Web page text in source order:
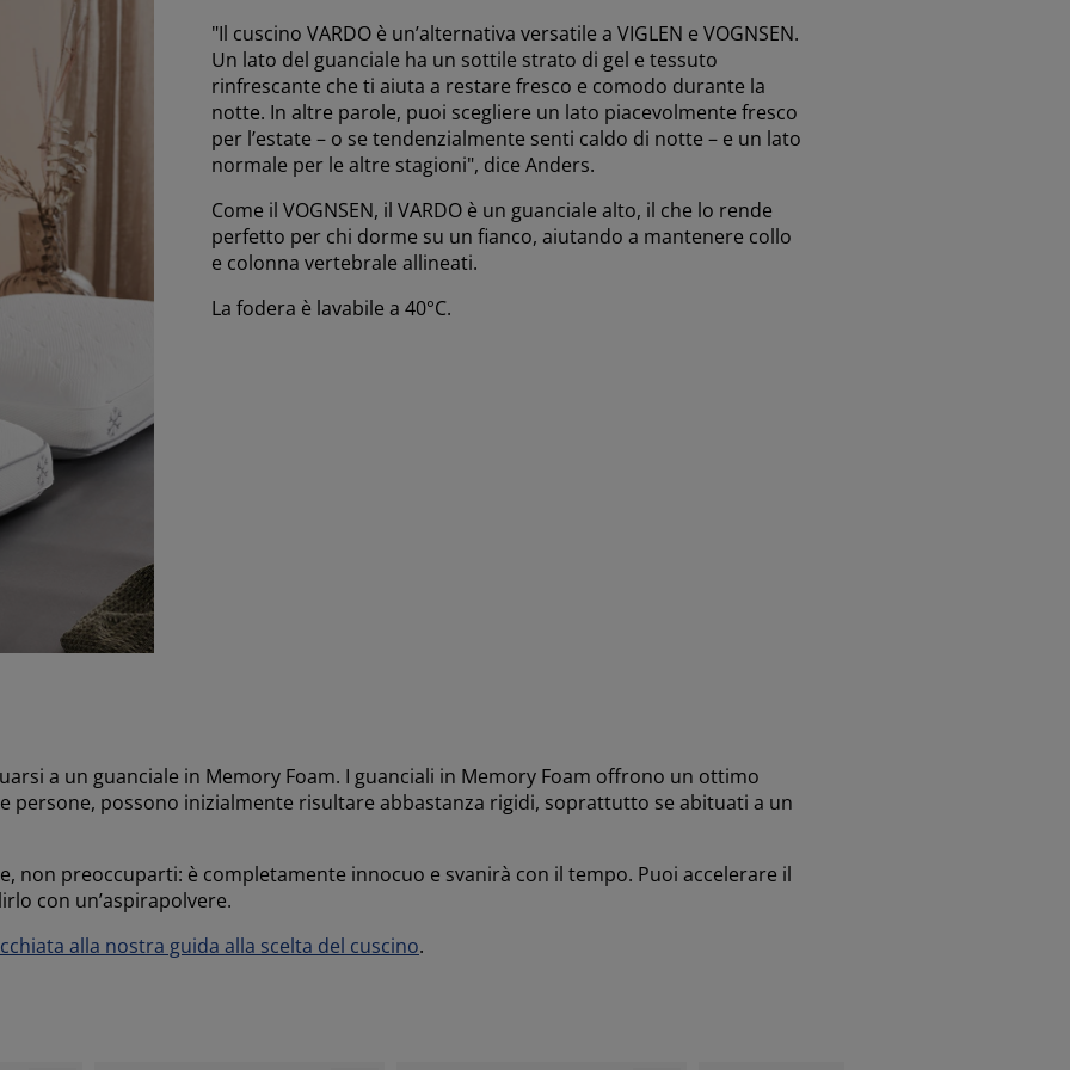
"Il cuscino VARDO è un’alternativa versatile a VIGLEN e VOGNSEN.
Un lato del guanciale ha un sottile strato di gel e tessuto
rinfrescante che ti aiuta a restare fresco e comodo durante la
notte. In altre parole, puoi scegliere un lato piacevolmente fresco
per l’estate – o se tendenzialmente senti caldo di notte – e un lato
normale per le altre stagioni", dice Anders.
Come il VOGNSEN, il VARDO è un guanciale alto, il che lo rende
perfetto per chi dorme su un fianco, aiutando a mantenere collo
e colonna vertebrale allineati.
La fodera è lavabile a 40°C.
a un guanciale in Memory Foam. I guanciali in Memory Foam offrono un ottimo
possono inizialmente risultare abbastanza rigidi, soprattutto se abituati a un
non preoccuparti: è completamente innocuo e svanirà con il tempo. Puoi accelerare il
con un’aspirapolvere.
alla nostra guida alla scelta del cuscino.